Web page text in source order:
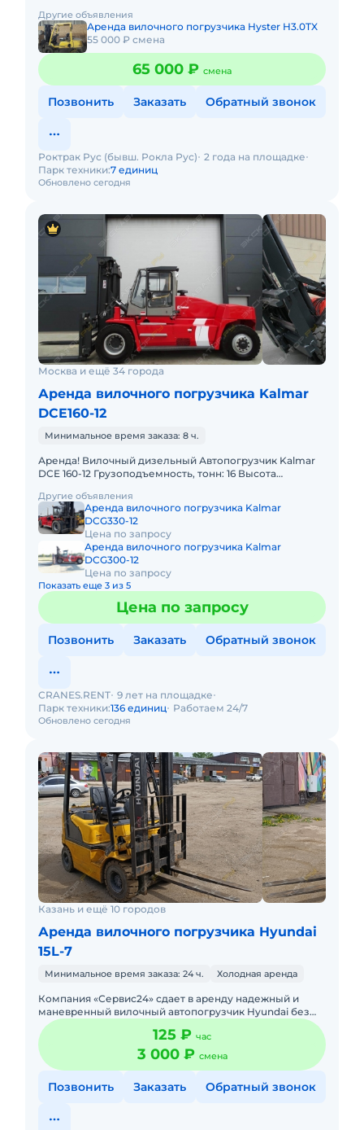
НДС, указана за 1 м
Другие объявления
Аренда вилочного погрузчика Hyster H3.0TX
55 000 ₽ смена
65 000 ₽ смена
Позвонить Заказать Обратный звонок
Обновлено сегодня
Роктрак Рус (бывш. Рокла Рус) 2 года на площадке
Парк техники:7 единиц
Москва и ещё 34 города
Аренда вилочного погрузчика Kalmar
DCE160-12
Минимальное время заказа: 8 ч.
Аренда! Вилочный дизельный Автопогрузчик Kalmar
DCE 160-12 Грузоподъемность, тонн: 16 Высота
Грузоподъемность стрелы
Другие объявления
Аренда вилочного погрузчика Kalmar
DCG330-12
Цена по запросу
Аренда вилочного погрузчика Kalmar
DCG300-12
Цена по запросу
Показать еще 3 из 5
Цена по запросу
Позвонить Заказать Обратный звонок
Обновлено сегодня
CRANES.RENT 9 лет на площадке
Парк техники:136 единиц Работаем 24/7
Казань и ещё 10 городов
Аренда вилочного погрузчика Hyundai
15L-7
Минимальное время заказа: 24 ч. Холодная аренда
Компания «Сервис24» сдает в аренду надежный и
маневренный вилочный автопогрузчик Hyundai без
оператора. Техника находится в Казани, полностью
обслуж
125 ₽ час
3 000 ₽ смена
Позвонить Заказать Обратный звонок